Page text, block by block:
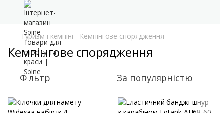
Туризм і кемпінг Кемпінгове спорядження
Кемпінгове спорядження
Фільтр За популярністю